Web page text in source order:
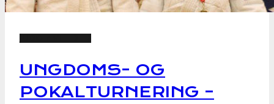
UNGDOMS- OG
POKALTURNERING –